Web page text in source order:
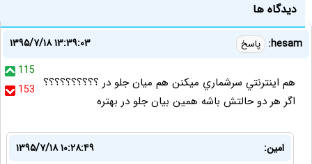
دیدگاه ها
hesam: پاسخ
۱۳۹۵/۷/۱۸ ۱۳:۳۹:۰۳
115
153 هم اينترنتي سرشماري ميكنن هم ميان جلو در ؟؟؟؟؟؟؟؟؟؟
اگر هر دو حالتش باشه همين بيان جلو در بهتره
امین:
۱۳۹۵/۷/۱۸ ۱۰:۲۸:۴۹